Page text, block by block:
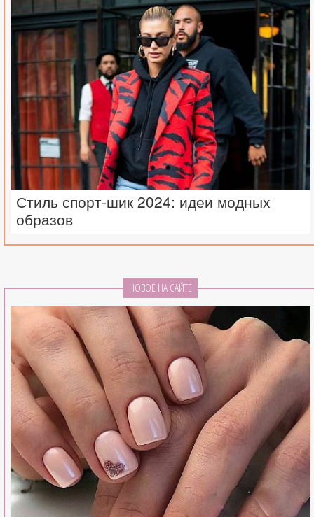
Стиль спорт-шик 2024: идеи модных
образов
НОВОЕ НА САЙТЕ